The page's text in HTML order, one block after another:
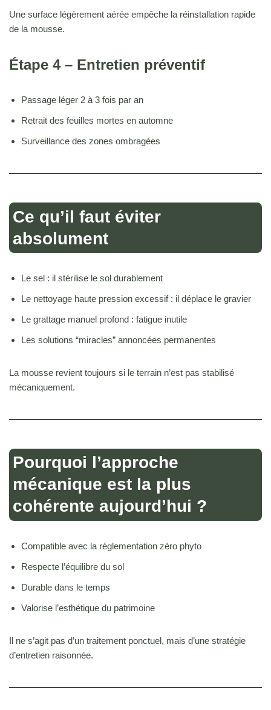
Une surface légèrement aérée empêche la réinstallation rapide
de la mousse.
Étape 4 – Entretien préventif
Passage léger 2 à 3 fois par an
Retrait des feuilles mortes en automne
Surveillance des zones ombragées
Ce qu’il faut éviter
absolument
Le sel : il stérilise le sol durablement
Le nettoyage haute pression excessif : il déplace le gravier
Le grattage manuel profond : fatigue inutile
Les solutions “miracles” annoncées permanentes
La mousse revient toujours si le terrain n’est pas stabilisé
mécaniquement.
Pourquoi l’approche
mécanique est la plus
cohérente aujourd’hui ?
Compatible avec la réglementation zéro phyto
Respecte l’équilibre du sol
Durable dans le temps
Valorise l’esthétique du patrimoine
Il ne s’agit pas d’un traitement ponctuel, mais d’une stratégie
d’entretien raisonnée.